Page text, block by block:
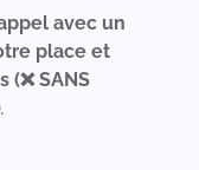
avec un
place et
SANS
.